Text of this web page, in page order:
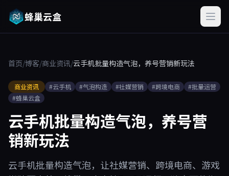
蜂巢云盒
首页/博客/商业资讯/云手机批量构造气泡，养号营销新玩法
商业资讯 #云手机 #气泡构造 #社媒营销 #跨境电商
#批量运营
#蜂巢云盒
云手机批量构造气泡，养号营
销新玩法
云手机批量构造气泡，让社媒营销、跨境电商、游戏